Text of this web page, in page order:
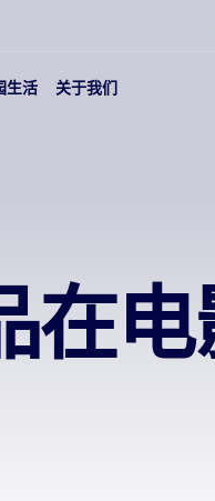
生活 关于我们
在